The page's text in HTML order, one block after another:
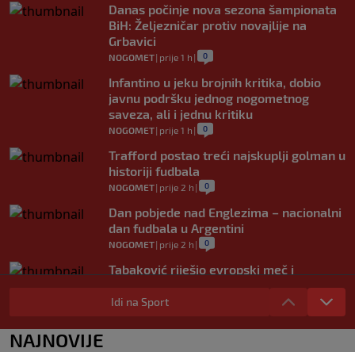
Danas počinje nova sezona šampionata
BiH: Željezničar protiv novajlije na
Grbavici
NOGOMET| prije 1 h | 0
Infantino u jeku brojnih kritika, dobio
javnu podršku jednog nogometnog
saveza, ali i jednu kritiku
NOGOMET| prije 1 h | 0
Trafford postao treći najskuplji golman u
historiji fudbala
NOGOMET| prije 2 h | 0
Dan pobjede nad Englezima – nacionalni
dan fudbala u Argentini
NOGOMET| prije 2 h | 0
Tabaković riješio evropski meč i
Salzburgu donio pobjedu (VIDEO)
NOGOMET|6. aug.
Allah, Allah, Allah, Allah… Mohamed
Idi na Sport
NAJNOVIJE